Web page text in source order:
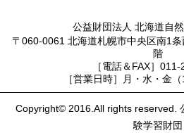
公益財団法人 北海道自
〒060-0061 北海道札幌市中央区南1
階
［電話＆FAX］
［営業日時］月・水・金
Copyright© 2016.All rights reserved.
験学習財団